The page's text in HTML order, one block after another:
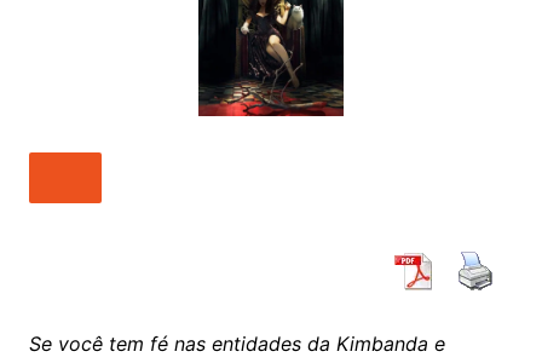
Se você tem fé nas entidades da Kimbanda e